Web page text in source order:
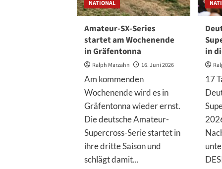
NATIONAL
Amateur-SX-Series
startet am Wochenende
in Gräfentonna
Ralph Marzahn 16. Juni 2026
Am kommenden
Wochenende wird es in
Gräfentonna wieder ernst.
Die deutsche Amateur-
Supercross-Serie startet in
ihre dritte Saison und
schlägt damit...
in
17